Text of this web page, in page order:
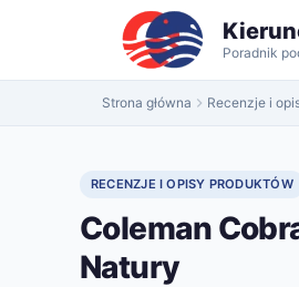
Poradnik
Strona główna Recenzje i
RECENZJE I OPISY PRODUKTÓW
Coleman
Natury